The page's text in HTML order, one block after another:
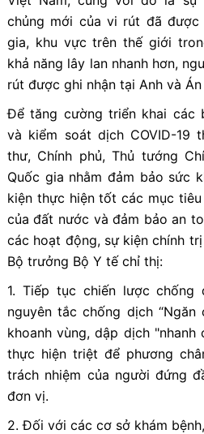
chủng mới của vi rút đã được
gia, khu vực trên thế giới
khả năng lây lan nhanh hơn,
rút được ghi nhận tại Anh và
Để tăng cường triển khai các
và kiểm soát dịch COVID-19
thư, Chính phủ, Thủ tướng
Quốc gia nhằm đảm bảo sức
kiện thực hiện tốt các mục
của đất nước và đảm bảo an
các hoạt động, sự kiện chính
Bộ trưởng Bộ Y tế chỉ thị:
1. Tiếp tục chiến lược
nguyên tắc chống dịch “Ngăn
khoanh vùng, dập dịch "nhanh
thực hiện triệt để phương
trách nhiệm của người đứng
đơn vị.
2. Đối với các cơ sở khám